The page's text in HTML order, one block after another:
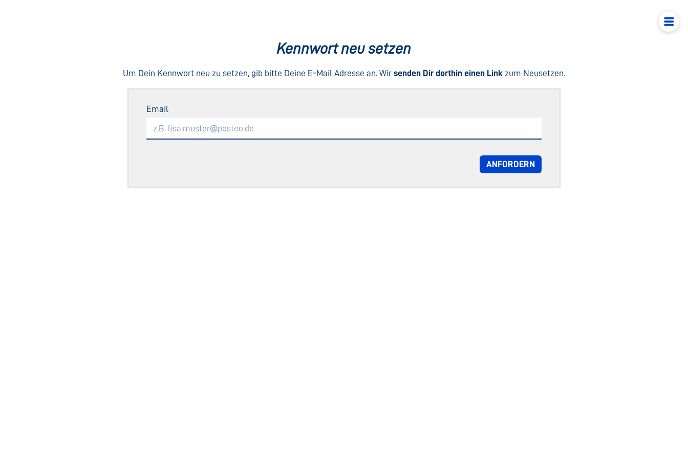
Kennwort neu setzen
Um Dein Kennwort neu zu setzen, gib bitte Deine E-Mail Adresse an. Wir senden Dir dorthin einen Linkzum Neusetzen.
Email